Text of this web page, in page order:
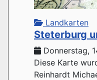
Landkarten
Steterburg
Donnerstag,
Diese Karte
Reinhardt